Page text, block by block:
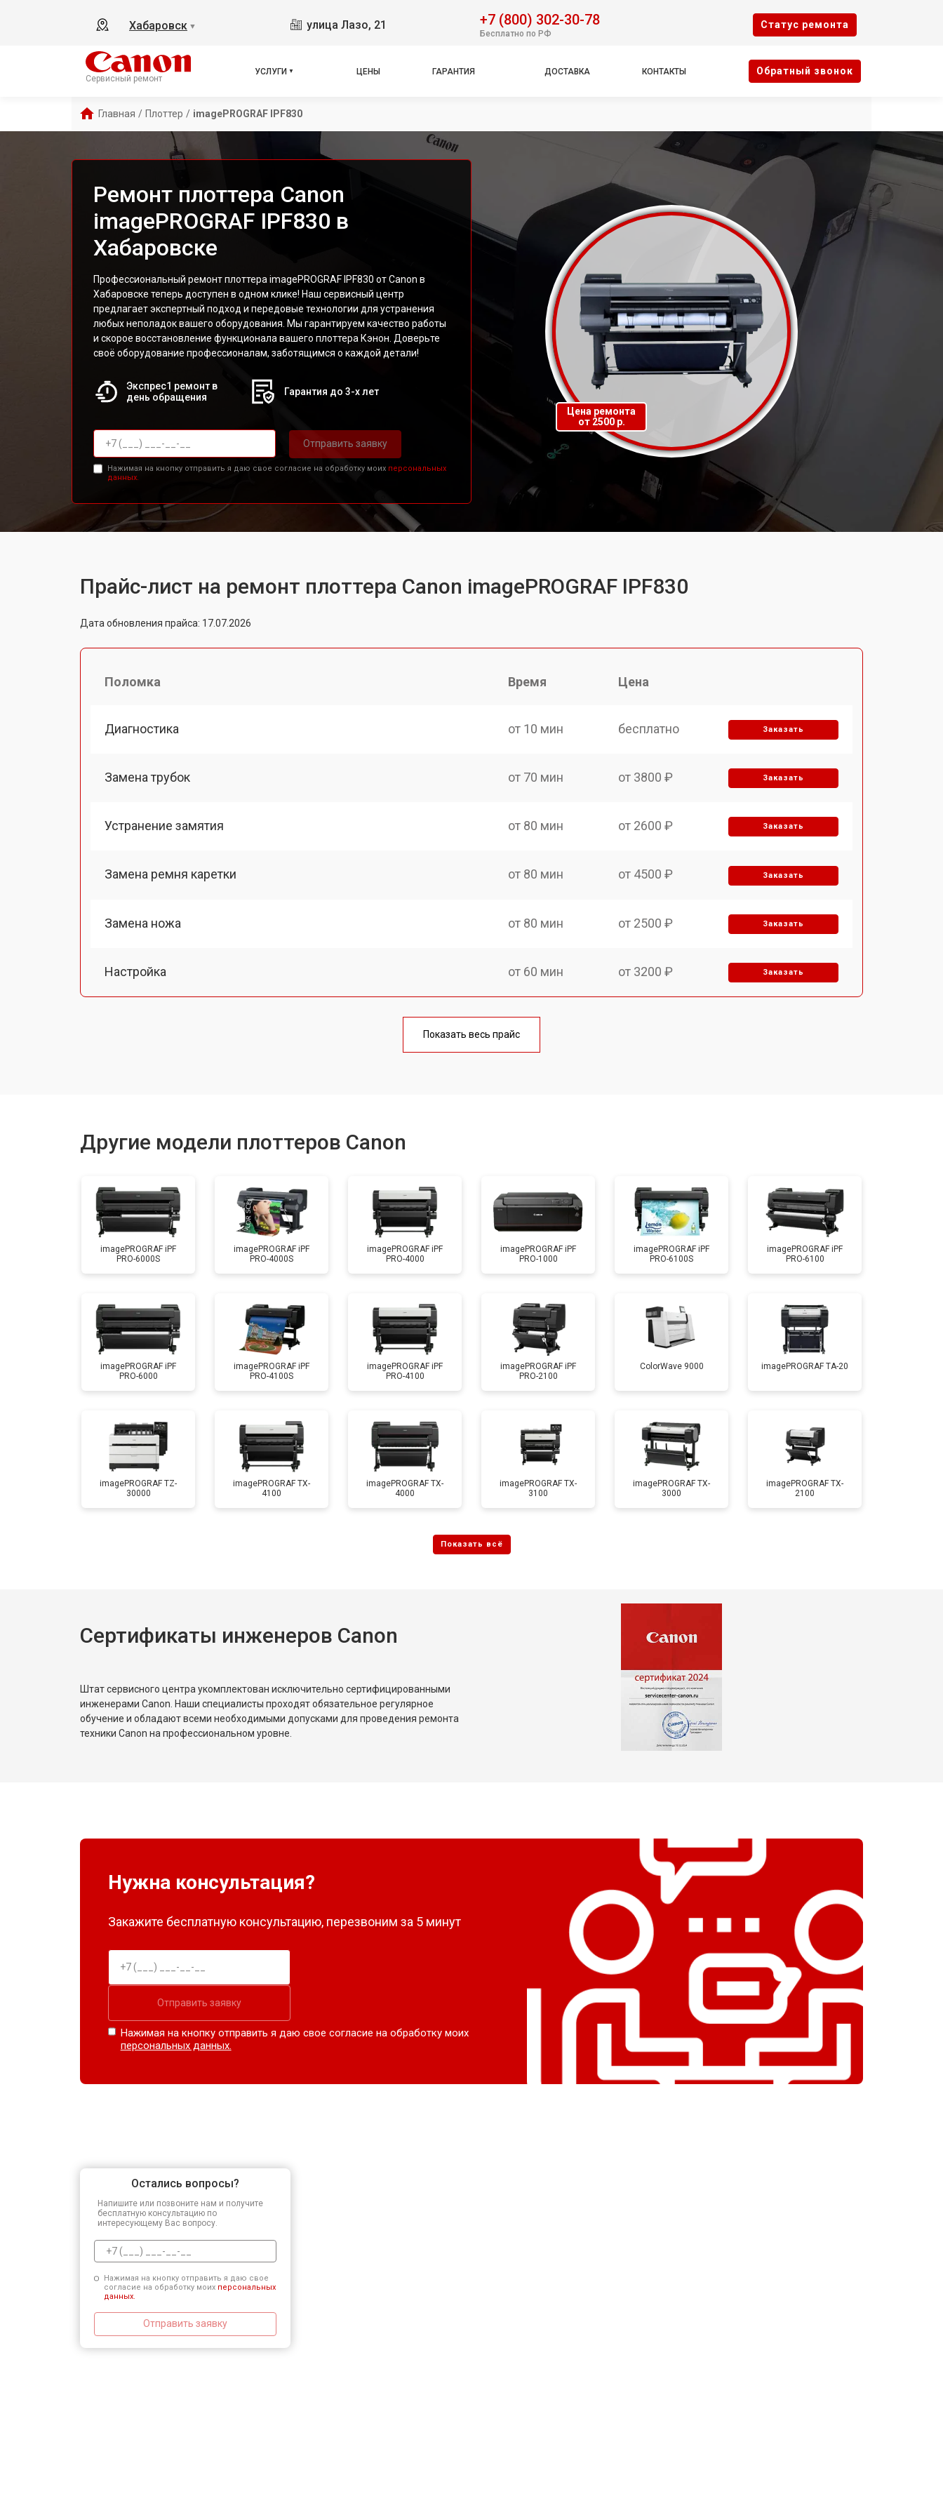
Хабаровск ▼ улица Лазо, 21 +7 (800) 302-30-78
Бесплатно по РФ
Cтатус ремонта
Сервисный ремонт
УСЛУГИ ЦЕНЫ ГАРАНТИЯ ДОСТАВКА КОНТАКТЫ Oбратный звонок
Главная / Плоттер / imagePROGRAF IPF830
Ремонт плоттера Canon
imagePROGRAF IPF830 в
Хабаровске
Профессиональный ремонт плоттера imagePROGRAF IPF830 от Canon в
Хабаровске теперь доступен в одном клике! Наш сервисный центр
предлагает экспертный подход и передовые технологии для устранения
любых неполадок вашего оборудования. Мы гарантируем качество работы
и скорое восстановление функционала вашего плоттера Кэнон. Доверьте
своё оборудование профессионалам, заботящимся о каждой детали!
Экспрес1 ремонт в
день обращения
Гарантия до 3-х лет
Отправить заявку
Нажимая на кнопку отправить я даю свое согласие на обработку моих персональных
данных.
Цена ремонта
от 2500 р.
Прайс-лист на ремонт плоттера Canon imagePROGRAF IPF830
Дата обновления прайса: 17.07.2026
Поломка Время Цена
Диагностика от 10 мин бесплатно Заказать
Замена трубок от 70 мин от 3800 ₽ Заказать
Устранение замятия от 80 мин от 2600 ₽ Заказать
Замена ремня каретки от 80 мин от 4500 ₽ Заказать
Замена ножа от 80 мин от 2500 ₽ Заказать
Настройка от 60 мин от 3200 ₽ Заказать
от 90 мин
Ремонт блока питания от 110 мин от 3800 ₽ Заказать
Промывка печатающей головки от 70 мин от 3900 ₽ Заказать
Показать весь прайс
Другие модели плоттеров Canon
imagePROGRAF iPF
PRO-6000S
imagePROGRAF iPF
PRO-4000S
imagePROGRAF iPF
PRO-4000
imagePROGRAF iPF
PRO-1000
imagePROGRAF iPF
PRO-6100S
imagePROGRAF iPF
PRO-6100
imagePROGRAF iPF
PRO-6000
imagePROGRAF iPF
PRO-4100S
imagePROGRAF iPF
PRO-4100
imagePROGRAF iPF
PRO-2100
ColorWave 9000 imagePROGRAF TA-20
imagePROGRAF TZ-
30000
imagePROGRAF TX-
4100
imagePROGRAF TX-
4000
imagePROGRAF TX-
3100
imagePROGRAF TX-
3000
imagePROGRAF TX-
2100
Сертификаты инженеров Canon
Штат сервисного центра укомплектован исключительно сертифицированными
инженерами Canon. Наши специалисты проходят обязательное регулярное
обучение и обладают всеми необходимыми допусками для проведения ремонта
техники Canon на профессиональном уровне.
Нужна консультация?
Закажите бесплатную консультацию, перезвоним за 5 минут
Отправить заявку
Нажимая на кнопку отправить я даю свое согласие на обработку моих
персональных данных.
Остались вопросы?
Напишите или позвоните нам и получите
бесплатную консультацию по
интересующему Вас вопросу.
Нажимая на кнопку отправить я даю свое
согласие на обработку моих персональных
данных.
Отправить заявку